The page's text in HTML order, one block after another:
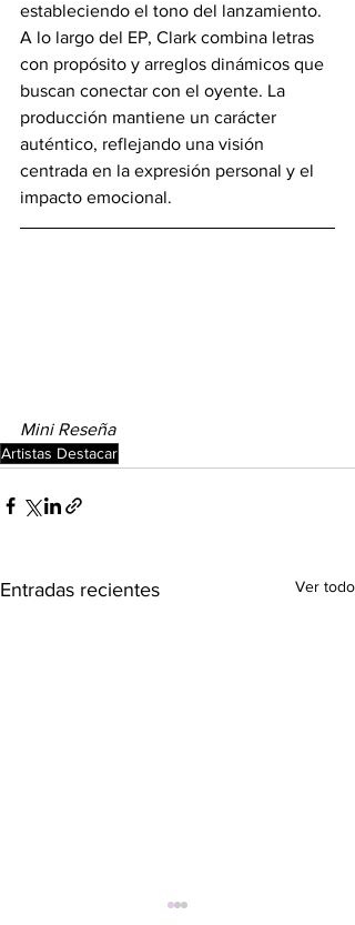
estableciendo el tono del lanzamiento.
A lo largo del EP, Clark combina letras
con propósito y arreglos dinámicos que
buscan conectar con el oyente. La
producción mantiene un carácter
auténtico, reflejando una visión
centrada en la expresión personal y el
impacto emocional.
Mini Reseña
Artistas Destacar
Entradas recientes Ver todo